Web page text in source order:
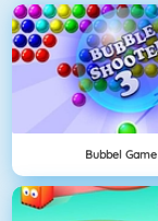
Bubbel